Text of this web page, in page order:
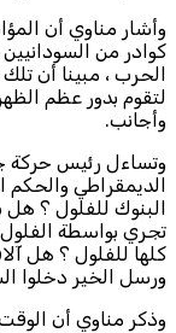
وأشار مناوي أن
كوادر من السودانيين
الحرب ، مبينا أن
لتقوم بدور عظم
وأجانب.
وتساءل رئيس حركة
الديمقراطي
البنوك للفلول ؟
تجري بواسطة
كلها للفلول ؟ هل
ورسل الخير دخلوا
وذكر مناوي أن